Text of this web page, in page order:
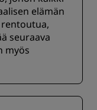
elämän
seuraava
myös